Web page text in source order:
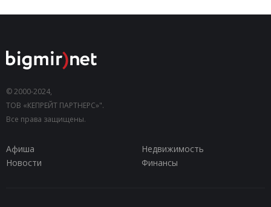
© 2000-2024,
ТОВ «КЕПРЕЙТ ПАРТНЕРС»".
Все права защищены.
Афиша
Недвижимость
Новости
Финансы